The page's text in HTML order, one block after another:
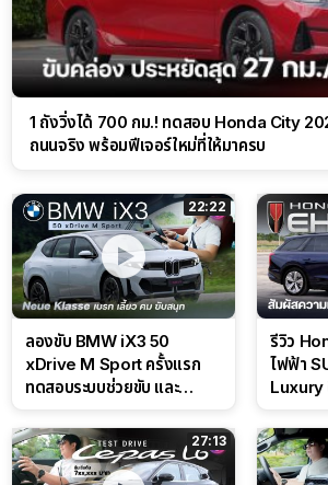
1 ถังวิ่งได้ 700 กม.! ทดสอบ Honda City
ถนนจริง พร้อมฟีเจอร์ใหม่ที่ให้มาครบ
22:22
ลองขับ BMW iX3 50
xDrive M Sport ครั้งแรก
ทดสอบระบบช่วยขับ และ
สนาม
รีวิว
ไฟฟ้า
Luxury
27:13